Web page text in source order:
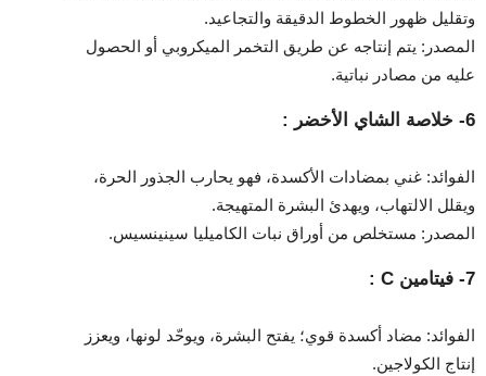
وتقليل ظهور الخطوط الدقيقة والتجاعيد.
المصدر: يتم إنتاجه عن طريق التخمر الميكروبي أو الحصول
عليه من مصادر نباتية.
6- خلاصة الشاي الأخضر :
الفوائد: غني بمضادات الأكسدة، فهو يحارب الجذور الحرة،
ويقلل الالتهاب، ويهدئ البشرة المتهيجة.
المصدر: مستخلص من أوراق نبات الكاميليا سينينسيس.
7- فيتامين C :
الفوائد: مضاد أكسدة قوي؛ يفتح البشرة، ويوحّد لونها، ويعزز
إنتاج الكولاجين.